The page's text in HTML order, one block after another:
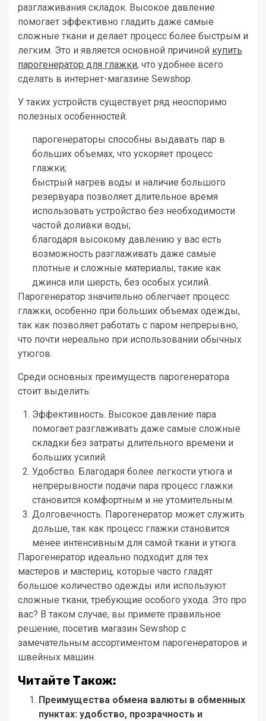
разглаживания складок. Высокое давление
помогает эффективно гладить даже самые
сложные ткани и делает процесс более быстрым и
легким. Это и является основной причиной купить
парогенератор для глажки, что удобнее всего
сделать в интернет-магазине Sewshop.
У таких устройств существует ряд неоспоримо
полезных особенностей:
парогенераторы способны выдавать пар в
больших объемах, что ускоряет процесс
глажки;
быстрый нагрев воды и наличие большого
резервуара позволяет длительное время
использовать устройство без необходимости
частой доливки воды;
благодаря высокому давлению у вас есть
возможность разглаживать даже самые
плотные и сложные материалы, такие как
джинса или шерсть, без особых усилий.
Парогенератор значительно облегчает процесс
глажки, особенно при больших объемах одежды,
так как позволяет работать с паром непрерывно,
что почти нереально при использовании обычных
утюгов.
Среди основных преимуществ парогенератора
стоит выделить:
Эффективность. Высокое давление пара
помогает разглаживать даже самые сложные
складки без затраты длительного времени и
больших усилий.
Удобство. Благодаря более легкости утюга и
непрерывности подачи пара процесс глажки
становится комфортным и не утомительным.
Долговечность. Парогенератор может служить
дольше, так как процесс глажки становится
менее интенсивным для самой ткани и утюга.
Парогенератор идеально подходит для тех
мастеров и мастериц, которые часто гладят
большое количество одежды или используют
сложные ткани, требующие особого ухода. Это про
вас? В таком случае, вы примете правильное
решение, посетив магазин Sewshop с
замечательным ассортиментом парогенераторов и
швейных машин.
Читайте Також:
Преимущества обмена валюты в обменных
пунктах: удобство, прозрачность и